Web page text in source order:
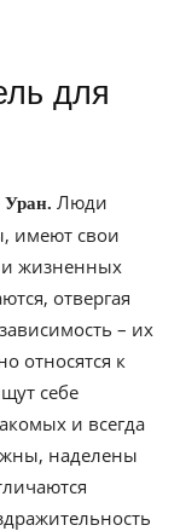
Уран. Люди
имеют свои
жизненных
отвергая
– их
относятся к
себе
и всегда
наделены